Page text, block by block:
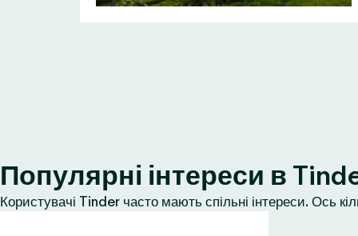
Популярні інтереси в
Користувачі Tinder часто мають спільні інтереси. Ось